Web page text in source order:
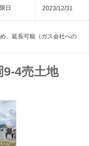
日 2023/12/31
、延長可能（ガス会社への
9-4売土地